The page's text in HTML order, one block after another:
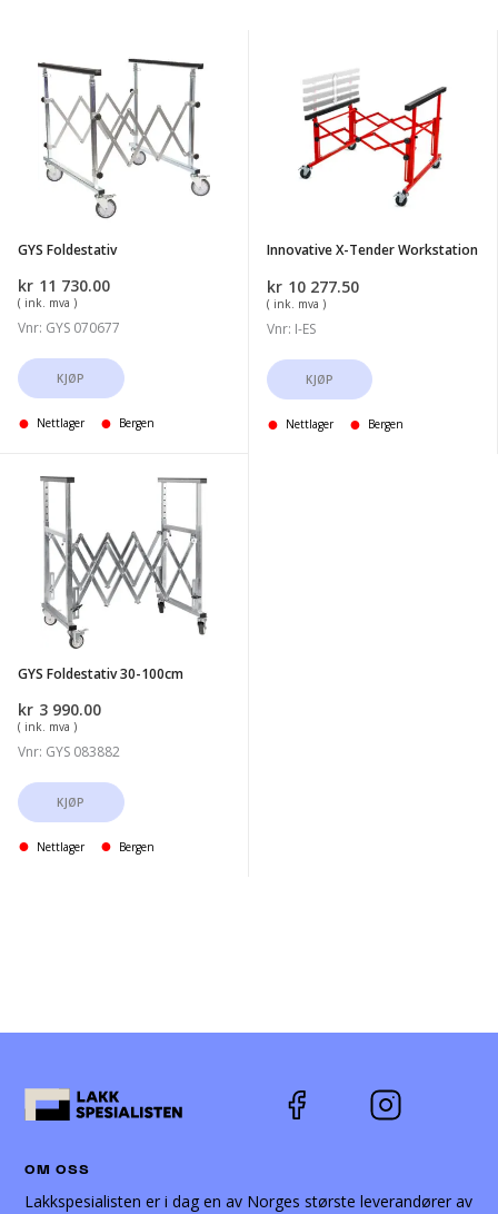
GYS
Foldestativ
GYS Foldestativ
kr 11 730.00
( ink. mva )
Vnr: GYS 070677
KJØP
Nettlager Bergen
Innovative
Tender
Workstation
Innovative X-Tender Workstation
kr 10 277.50
( ink. mva )
Vnr: I-ES
KJØP
Nettlager Bergen
GYS
Foldestativ
100cm
GYS Foldestativ 30-100cm
kr 3 990.00
( ink. mva )
Vnr: GYS 083882
KJØP
Nettlager Bergen
OM OSS
Lakkspesialisten er i dag en av Norges største leverandører av